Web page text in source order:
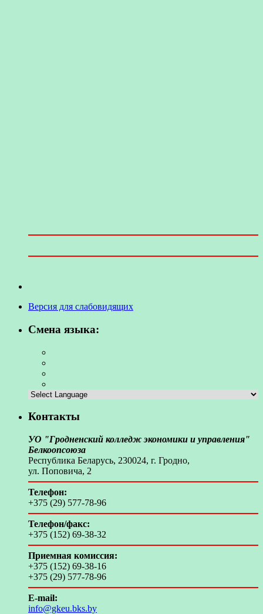
Версия для слабовидящих
Смена языка:
Контакты
УО "Гродненский колледж экономики и управления"
Белкоопсоюза
Республика Беларусь, 230024, г. Гродно,
ул. Поповича, 2
Телефон:
+375 (29) 577-78-96
Телефон/факс:
+375 (152) 69-38-32
Приемная комиссия:
+375 (152) 69-38-16
+375 (29) 577-78-96
E-mail:
info@gkeu.bks.by